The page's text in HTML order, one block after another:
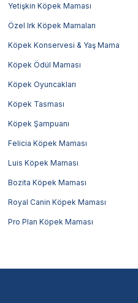
Yetişkin Köpek Maması
Özel Irk Köpek Mamaları
Köpek Konservesi & Yaş Mama
Köpek Ödül Maması
Köpek Oyuncakları
Köpek Tasması
Köpek Şampuanı
Felicia Köpek Maması
Luis Köpek Maması
Bozita Köpek Maması
Royal Canin Köpek Maması
Pro Plan Köpek Maması